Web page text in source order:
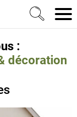
rénovation &
:
décoration